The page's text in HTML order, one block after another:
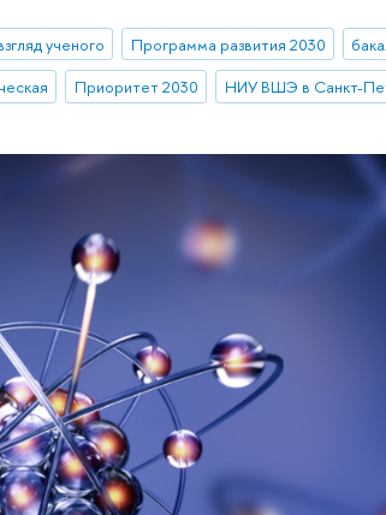
ученого Программа развития 2030
Приоритет 2030 НИУ ВШЭ в Санкт-